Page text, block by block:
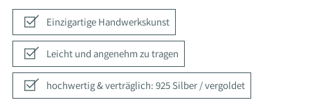
Einzigartige Handwerkskunst
Leicht und angenehm zu tragen
hochwertig & verträglich: 925 Silber / vergoldet